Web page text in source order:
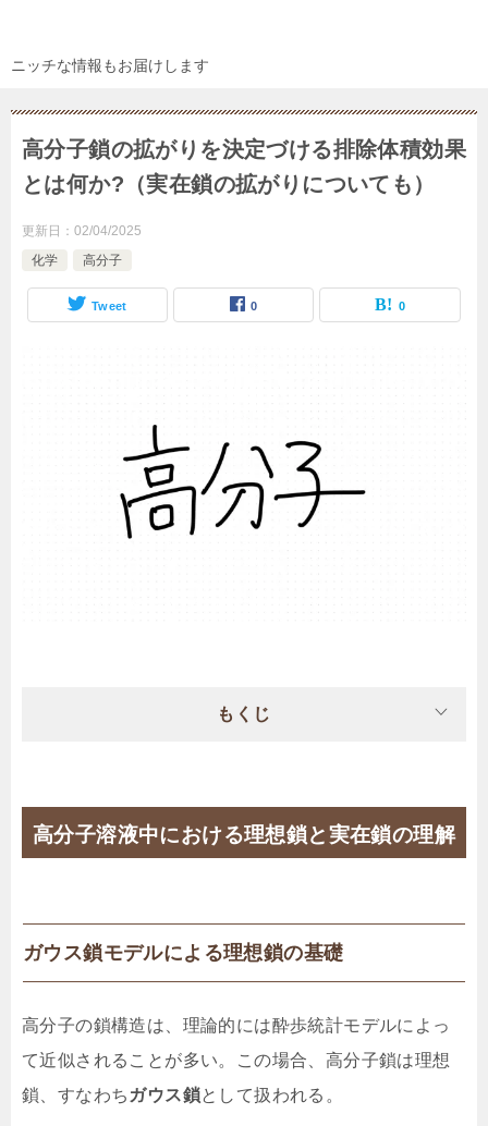
ニッチな情報もお届けします
高分子鎖の拡がりを決定づける排除体積効果
とは何か?（実在鎖の拡がりについても）
更新日： 02/04/2025
化学
高分子
Tweet 0 0
もくじ
高分子溶液中における理想鎖と実在鎖の理解
ガウス鎖モデルによる理想鎖の基礎
高分子の鎖構造は、理論的には酔歩統計モデルによっ
て近似されることが多い。この場合、高分子鎖は理想
鎖、すなわち ガウス鎖として扱われる。